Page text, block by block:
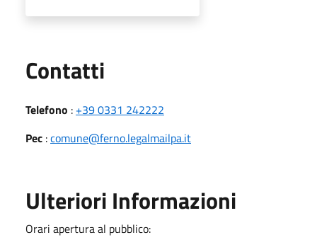
Contatti
Telefono : +39 0331 242222
Pec :comune@ferno.legalmailpa.it
Ulteriori Informazioni
Orari apertura al pubblico: